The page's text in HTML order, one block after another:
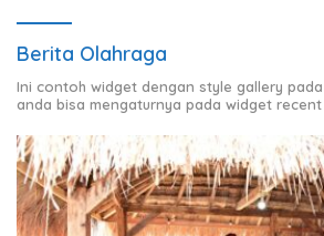
Berita Olahraga
Ini contoh widget dengan style gallery
anda bisa mengaturnya pada widget